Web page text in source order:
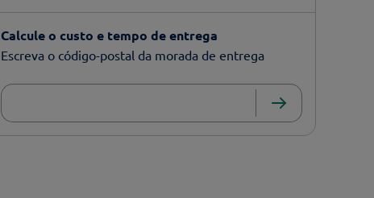
Calcule o custo e tempo de entrega
Escreva o código-postal da morada de entrega